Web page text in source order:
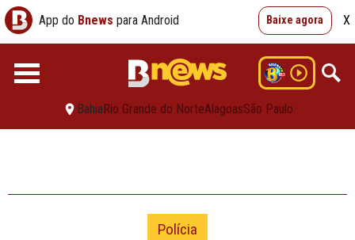
App do Bnews para Android Baixe agora X
BahiaRio Grande do NorteAlagoasSão Paulo
Polícia